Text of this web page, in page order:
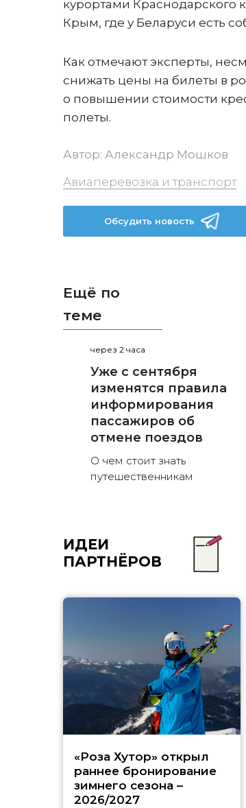
курортами Краснодарского
Крым, где у Беларуси есть
Как отмечают эксперты,
снижать цены на билеты в
о повышении стоимости
полеты.
Автор: Александр Мошков
Авиаперевозка и транспорт
Обсудить новость
Ещё по
теме
через 2 часа
Уже с сентября
изменятся правила
информирования
пассажиров об
отмене поездов
О чем стоит знать
путешественникам
ИДЕИ
ПАРТНЁРОВ
«Роза Хутор» открыл
раннее бронирование
зимнего сезона –
2026/2027